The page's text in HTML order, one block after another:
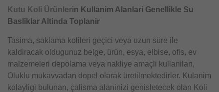
Kutu Koli Ürünlerin Kullanim Alanlari Genellikle Su
Basliklar Altinda Toplanir
Tasima, saklama kolileri geçici veya uzun süre ile
kaldiracak oldugunuz belge, ürün, esya, elbise, ofis, ev
malzemeleri depolama veya nakliye amaçli kullanilan,
Oluklu mukavvadan dopel olarak üretilmektedirler. Kulanim
kolayligi bulunan, çalisma alaninizi genisletecek olan Koli